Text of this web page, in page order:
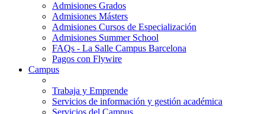
Admisiones Grados
Admisiones Másters
Admisiones Cursos de Especialización
Admisiones Summer School
FAQs - La Salle Campus Barcelona
Pagos con Flywire
Campus
Trabaja y Emprende
Servicios de información y gestión académica
Servicios del Campus